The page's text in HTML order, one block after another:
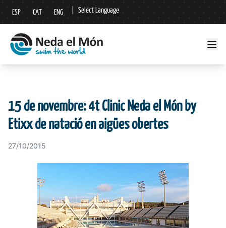
ESP CAT ENG Select Language
▼
15 de novembre: 4t Clinic Neda el Món by
Etixx de natació en aigües obertes
27/10/2015